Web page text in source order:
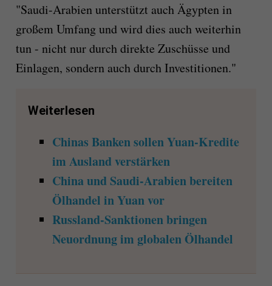
"Saudi-Arabien unterstützt auch Ägypten in
großem Umfang und wird dies auch weiterhin
tun - nicht nur durch direkte Zuschüsse und
Einlagen, sondern auch durch Investitionen."
Weiterlesen
Chinas Banken sollen Yuan-Kredite
im Ausland verstärken
China und Saudi-Arabien bereiten
Ölhandel in Yuan vor
Russland-Sanktionen bringen
Neuordnung im globalen Ölhandel